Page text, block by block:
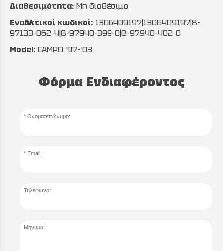
Διαθεσιμότητα: Μη διαθέσιμο
Εναλλακτικοί κωδικοί: 1306409197|1306409197|8-
97133-062-4|8-97940-399-0|8-97940-402-0
Model: CAMPO '97-'03
Φόρμα Ενδιαφέροντος
Ονοματεπώνυμο:
Email:
Τηλέφωνο:
Μήνυμα: